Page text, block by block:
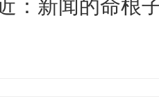
：新闻的命根